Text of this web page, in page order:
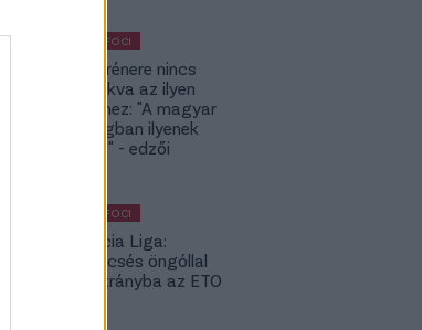
KÜLFÖLDI FOCI
A DVSC trénere nincs
hozzászokva az ilyen
meccsekhez: "A magyar
bajnokságban ilyenek
nincsenek" - edzői
KÜLFÖLDI FOCI
Konferencia Liga:
Balszerencsés öngóllal
került hátrányba az ETO